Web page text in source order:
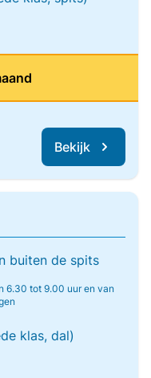
Bekijk
buiten de spits
6.30 tot 9.00 uur en van
klas, dal)